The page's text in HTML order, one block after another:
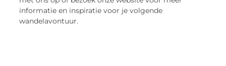
informatie en inspiratie voor je volgende
wandelavontuur.